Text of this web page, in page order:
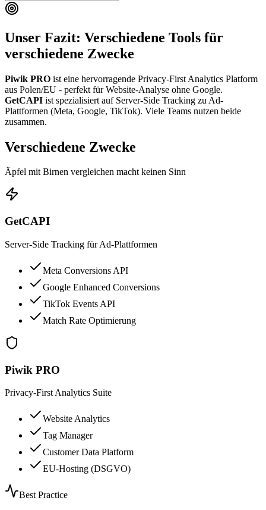
Unser Fazit: Verschiedene Tools für
verschiedene Zwecke
Piwik PRO ist eine hervorragende Privacy-First Analytics Platform
aus Polen/EU - perfekt für Website-Analyse ohne Google.
GetCAPI ist spezialisiert auf Server-Side Tracking zu Ad-
Plattformen (Meta, Google, TikTok). Viele Teams nutzen beide
zusammen.
Verschiedene Zwecke
Äpfel mit Birnen vergleichen macht keinen Sinn
GetCAPI
Server-Side Tracking für Ad-Plattformen
Meta Conversions API
Google Enhanced Conversions
TikTok Events API
Match Rate Optimierung
Piwik PRO
Privacy-First Analytics Suite
Website Analytics
Tag Manager
Customer Data Platform
EU-Hosting (DSGVO)
Best Practice